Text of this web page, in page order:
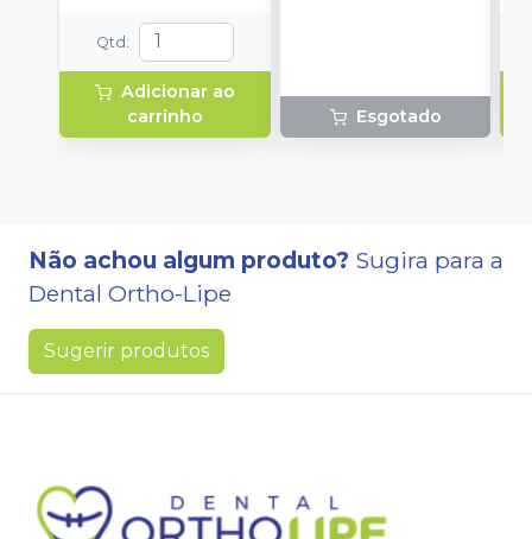
FG1091, FG1090,
FG1046, FG1015,
FG1012HL,Acompanha
broqueiro autolavável
de 34 Furos.
Qtd :
Adicionar ao
carrinho
Esgotado
Não achou algum produto? Sugira para a
Dental Ortho-Lipe
Sugerir produtos